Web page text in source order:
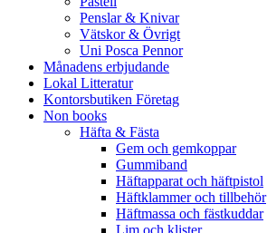
Penslar & Knivar
Vätskor & Övrigt
Uni Posca Pennor
Månadens erbjudande
Lokal Litteratur
Kontorsbutiken Företag
Non books
Häfta & Fästa
Gem och gemkoppar
Gummiband
Häftapparat och häftpistol
Häftklammer och tillbehör
Häftmassa och fästkuddar
Lim och klister